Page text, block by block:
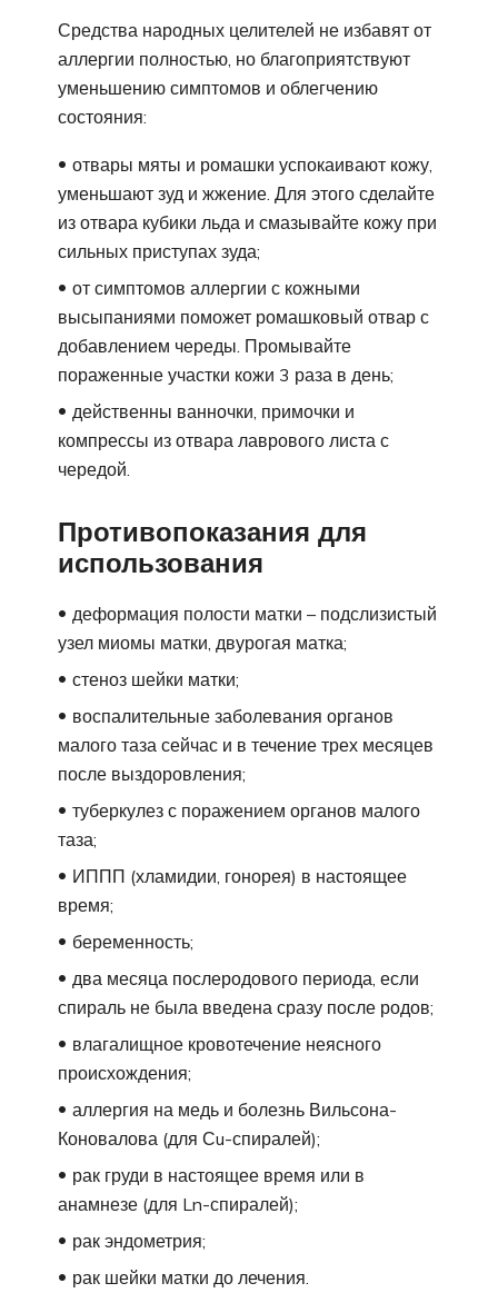
Средства народных целителей не избавят от
аллергии полностью, но благоприятствуют
уменьшению симптомов и облегчению
состояния:
отвары мяты и ромашки успокаивают кожу,
уменьшают зуд и жжение. Для этого сделайте
из отвара кубики льда и смазывайте кожу при
сильных приступах зуда;
от симптомов аллергии с кожными
высыпаниями поможет ромашковый отвар с
добавлением череды. Промывайте
пораженные участки кожи 3 раза в день;
действенны ванночки, примочки и
компрессы из отвара лаврового листа с
чередой.
Противопоказания для
использования
деформация полости матки – подслизистый
узел миомы матки, двурогая матка;
стеноз шейки матки;
воспалительные заболевания органов
малого таза сейчас и в течение трех месяцев
после выздоровления;
туберкулез с поражением органов малого
таза;
ИППП (хламидии, гонорея) в настоящее
время;
беременность;
два месяца послеродового периода, если
спираль не была введена сразу после родов;
влагалищное кровотечение неясного
происхождения;
аллергия на медь и болезнь Вильсона-
Коновалова (для Сu-спиралей);
рак груди в настоящее время или в
анамнезе (для Ln-спиралей);
рак эндометрия;
рак шейки матки до лечения.